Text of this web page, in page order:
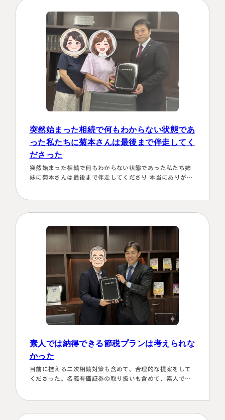
大阪府大阪市北区角田町8番47号
阪急グランドビル20階
Access
名古屋事務所
450-0002
知県名古屋市中村区名駅三丁目28
12号
Access
大宮事務所
〒330-0854
い！！と、私も思わず「お願いします！」としか言えない
突然始まった相続で何もわからない状態であ
った私たちに菊本さんは最後まで伴走してく
ださった
突然始まった相続で何もわからない状態であった私たち姉
妹に菊本さんは最後まで伴走してくださり 本当にありがた
ルでも電話 すぐに教えてくださり、無事納税を済ませるこ
とができほっとしていま…
素人では納得できる節税プランは考えられな
かった
目前に控える二次相続対策も含めて、合理的な提案をして
くださった。名義有価証券の取り扱いも含めて、素人では